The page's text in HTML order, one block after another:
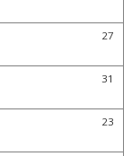
27
31
23